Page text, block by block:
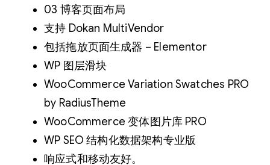
03 博客页面布局
支持 Dokan MultiVendor
包括拖放页面生成器 – Elementor
WP 图层滑块
WooCommerce Variation Swatches PRO
by RadiusTheme
WooCommerce 变体图片库 PRO
WP SEO 结构化数据架构专业版
响应式和移动友好。